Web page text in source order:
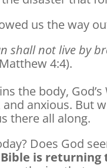
us the way
shall not live by
4:4).
the body,
anxious. But
there all along.
Does God
is returning